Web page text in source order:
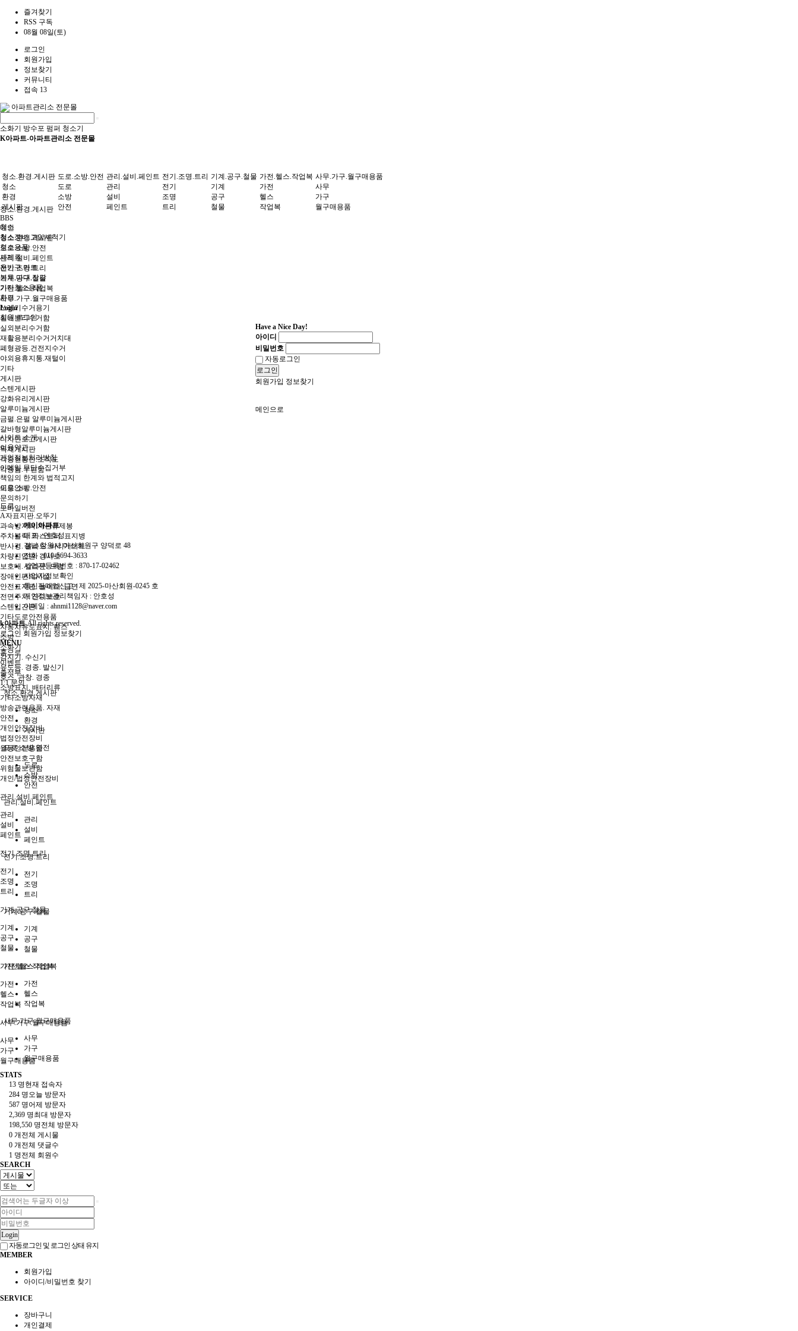
즐겨찾기
RSS 구독
08월 08일(토)
로그인
회원가입
정보찾기
커뮤니티
접속 13
아파트관리소 전문몰
소화기 방수포 펌퍼 청소기
K아파트-아파트관리소 전문몰
청소.환경.게시판
청소
청소장비.고압세척기
청소용품
세제류
운반구.카트
봉투.마대.장갑
기타청소용품
환경
쓰레기수거용기
실내분리수거함
실외분리수거함
재활용분리수거거치대
폐형광등.건전지수거
야외용휴지통.재털이
기타
게시판
스텐게시판
강화유리게시판
알루미늄게시판
금펄.은펄 알루미늄게시판
갈바형알루미늄게시판
디자인로고게시판
목재게시판
각종현황판.조직도
각종함.우편함
도로.소방.안전
도로
A자표지판.오뚜기
과속방지턱.차선규제봉
주차블럭. 카스토퍼. 표지병
반사경. 볼라드. 바리게이트
차량진입판. 경사로
보호대. 칼라콘. 드럼
장애인편의시설
안전표지판. 놀이터. 금연
전면주차. 잔디보호
스텐입간판
기타도로안전용품
자동차유도표지. 휀스
소방
소화기
감지기. 수신기
유도등. 경종. 발신기
호스. 관창. 경종
소방표지. 배터리류
기타소방자재
방송관련용품. 자재
안전
개인안전장비
법정안전장비
월동안전용품
안전보호구함
위험물보관함
개인/법정안전장비
관리.설비.페인트
관리
설비
페인트
전기.조명.트리
전기
조명
트리
기계.공구.철물
기계
공구
철물
가전.헬스.작업복
가전
헬스
작업복
사무.가구.월구매용품
사무
가구
월구매용품
청소.환경.게시판
청소
환경
게시판
도로.소방.안전
도로
소방
안전
관리.설비.페인트
관리
설비
페인트
전기.조명.트리
전기
조명
트리
기계.공구.철물
기계
공구
철물
가전.헬스.작업복
가전
헬스
작업복
사무.가구.월구매용품
사무
가구
월구매용품
BBS
메인
청소.환경.게시판
도로.소방.안전
관리.설비.페인트
전기.조명.트리
기계.공구.철물
가전.헬스.작업복
사무.가구.월구매용품
Login
회원 로그인
Have a Nice Day!
아이디
비밀번호
자동로그인
로그인
회원가입 정보찾기
메인으로
사이트 소개
이용약관
개인정보처리방침
이메일 무단수집거부
책임의 한계와 법적고지
이용안내
문의하기
모바일버전
케이아파트
대표 : 안호성
경남 창원시 마산회원구 양덕로 48
전화 :010-5694-3633
사업자등록번호 : 870-17-02462
사업자정보확인
통신판매업신고 :제 2025-마산회원-0245 호
개인정보관리책임자 : 안호성
이메일 : ahnmi1128@naver.com
k아파트All rights reserved.
로그인 회원가입 정보찾기
MENU
홈으로
이벤트
출석부
1:1 문의
청소.환경.게시판
청소
환경
게시판
도로.소방.안전
도로
소방
안전
관리.설비.페인트
관리
설비
페인트
전기.조명.트리
전기
조명
트리
기계.공구.철물
기계
공구
철물
가전.헬스.작업복
가전
헬스
작업복
사무.가구.월구매용품
사무
가구
월구매용품
STATS
13 명현재 접속자
284 명오늘 방문자
587 명어제 방문자
2,369 명최대 방문자
198,550 명전체 방문자
0 개 전체 게시물
0 개 전체 댓글수
1 명전체 회원수
SEARCH
Login
자동로그인 및 로그인 상태 유지
MEMBER
회원가입
아이디/비밀번호 찾기
SERVICE
장바구니
개인결제